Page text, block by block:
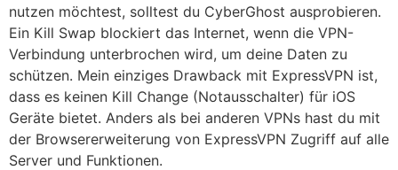
nutzen möchtest, solltest du CyberGhost ausprobieren.
Ein Kill Swap blockiert das Internet, wenn die VPN-
Verbindung unterbrochen wird, um deine Daten zu
schützen. Mein einziges Drawback mit ExpressVPN ist,
dass es keinen Kill Change (Notausschalter) für iOS
Geräte bietet. Anders als bei anderen VPNs hast du mit
der Browsererweiterung von ExpressVPN Zugriff auf alle
Server und Funktionen.